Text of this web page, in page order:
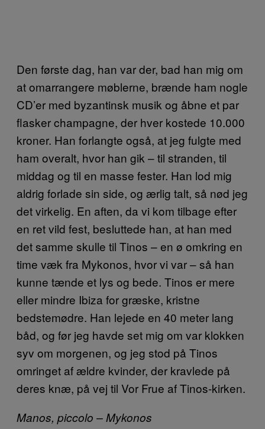
Den første dag, han var der, bad han mig om
at omarrangere møblerne, brænde ham nogle
CD’er med byzantinsk musik og åbne et par
flasker champagne, der hver kostede 10.000
kroner. Han forlangte også, at jeg fulgte med
ham overalt, hvor han gik – til stranden, til
middag og til en masse fester. Han lod mig
aldrig forlade sin side, og ærlig talt, så nød jeg
det virkelig. En aften, da vi kom tilbage efter
en ret vild fest, besluttede han, at han med
det samme skulle til Tinos – en ø omkring en
time væk fra Mykonos, hvor vi var – så han
kunne tænde et lys og bede. Tinos er mere
eller mindre Ibiza for græske, kristne
bedstemødre. Han lejede en 40 meter lang
båd, og før jeg havde set mig om var klokken
syv om morgenen, og jeg stod på Tinos
omringet af ældre kvinder, der kravlede på
deres knæ, på vej til Vor Frue af Tinos-kirken.
Manos, piccolo – Mykonos